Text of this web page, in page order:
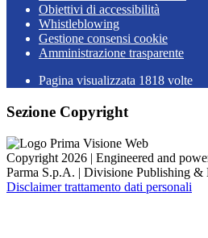
Obiettivi di accessibilità
Whistleblowing
Gestione consensi cookie
Amministrazione trasparente
Pagina visualizzata 1818 volte
Sezione Copyright
Copyright 2026 | Engineered and
Parma S.p.A. | Divisione Publishing &
Disclaimer trattamento dati personali